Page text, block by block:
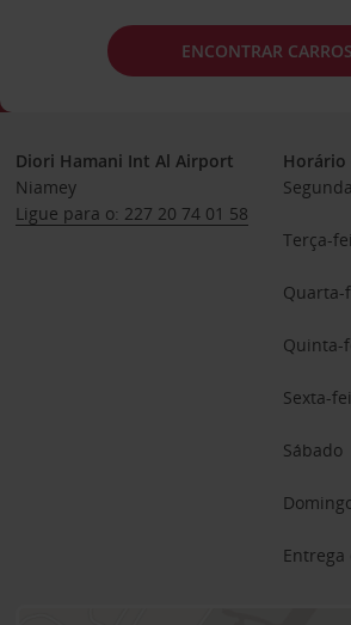
ENCONTRAR CARROS
Diori Hamani Int Al Airport
Niamey
Ligue para o: 227 20 74 01 58
Horário
Terça-
Quarta-
Quinta-
Sexta-
Sábado